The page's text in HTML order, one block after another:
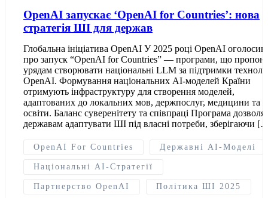
OpenAI запускає ‘OpenAI for Countries’: нова
стратегія ШІ для держав
Глобальна ініціатива OpenAI У 2025 році OpenAI оголосив
про запуск “OpenAI for Countries” — програми, що
урядам створювати національні LLM за підтримки
OpenAI. Формування національних AI-моделей Країни
отримують інфраструктуру для створення моделей,
адаптованих до локальних мов, держпослуг, медицини та
освіти. Баланс суверенітету та співпраці Програма
державам адаптувати ШІ під власні потреби, зберігаючи
OpenAI For Countries Державні AI-Моделі
Національні AI-Стратегії
Партнерство OpenAI Політика ШІ 2025